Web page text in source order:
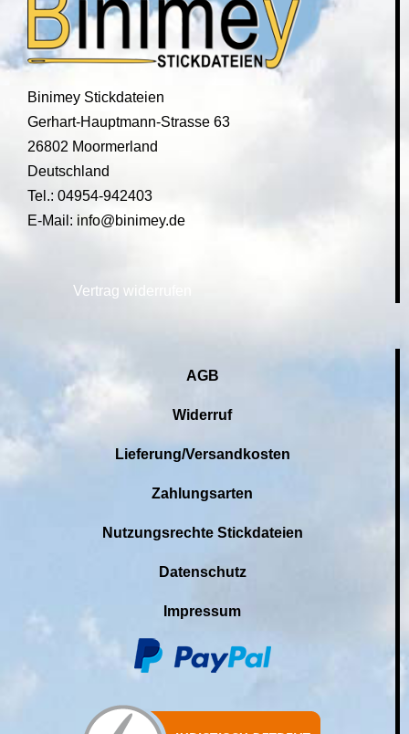
Binimey Stickdateien
Gerhart-Hauptmann-Strasse 63
26802 Moormerland
Deutschland
Tel.: 04954-942403
E-Mail: info@binimey.de
Vertrag widerrufen
AGB
Widerruf
Lieferung/Versandkosten
Zahlungsarten
Nutzungsrechte Stickdateien
Datenschutz
Impressum